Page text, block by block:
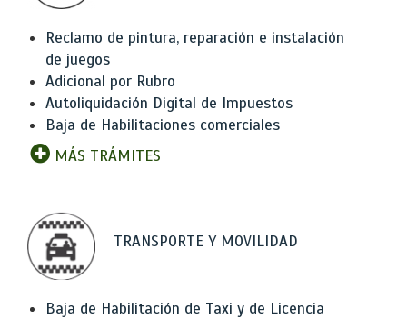
Reclamo de pintura, reparación e instalación
de juegos
Adicional por Rubro
Autoliquidación Digital de Impuestos
Baja de Habilitaciones comerciales
MÁS TRÁMITES
TRANSPORTE Y MOVILIDAD
Baja de Habilitación de Taxi y de Licencia